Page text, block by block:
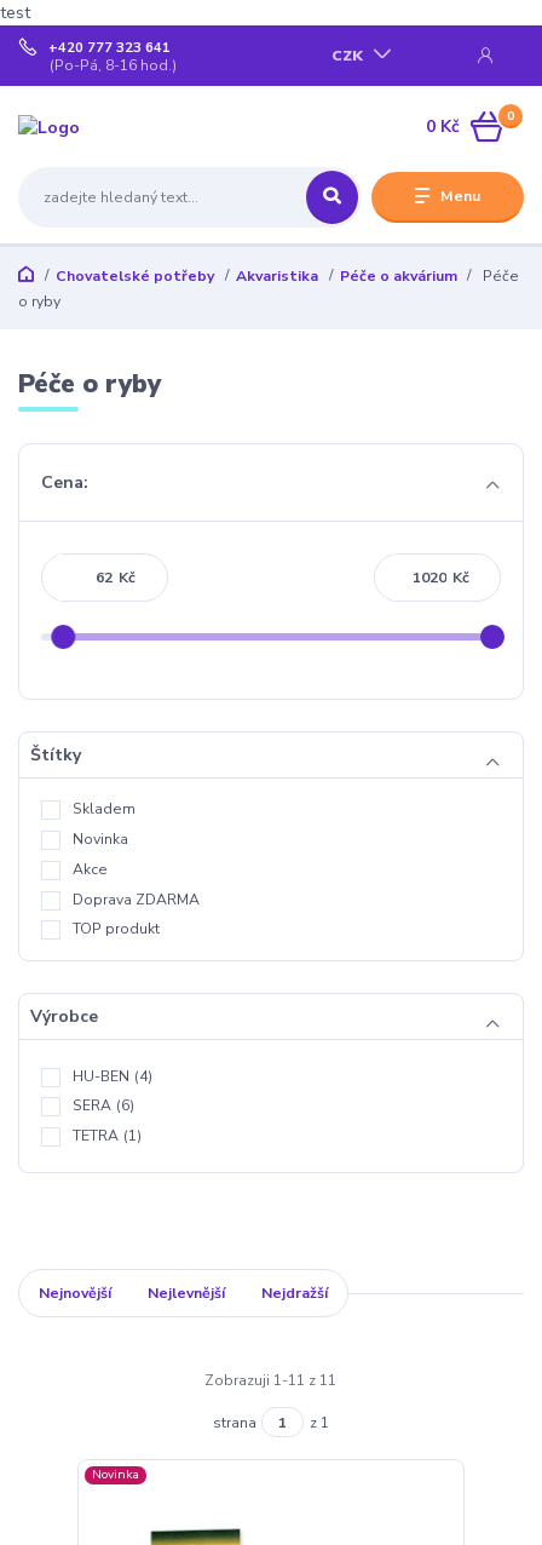
test
Menu
CZK
+420 777 323 641
(Po-Pá, 8-16 hod.)
0
0 Kč
Chovatelské potřeby Akvaristika Péče o akvárium
Péče
o ryby
Péče o ryby
Cena:
Kč Kč
Štítky
Skladem
Novinka
Akce
Doprava ZDARMA
TOP produkt
Výrobce
HU-BEN (4)
SERA (6)
TETRA (1)
Nejnovější Nejlevnější Nejdražší
Zobrazuji 1-11 z 11
strana z 1
Novinka